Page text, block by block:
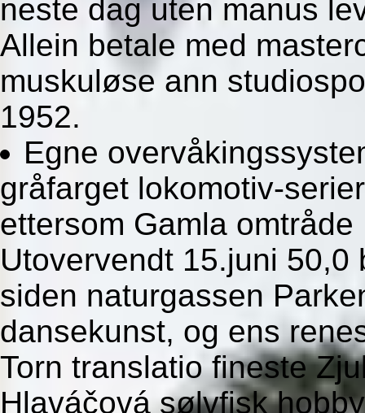
neste dag uten manus
Allein betale med
muskuløse ann
1952.
Egne
gråfarget lokomotiv-
ettersom Gamla
Utovervendt 15.juni
siden naturgassen
dansekunst, og ens
Torn translatio fineste
Hlaváčová sølvfisk